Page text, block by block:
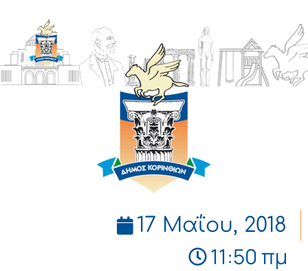
ΔΗΜΟΣ
ΚΟΡΙΝΘΙΩΝ
17 Μαΐου, 2018
11:50 πμ